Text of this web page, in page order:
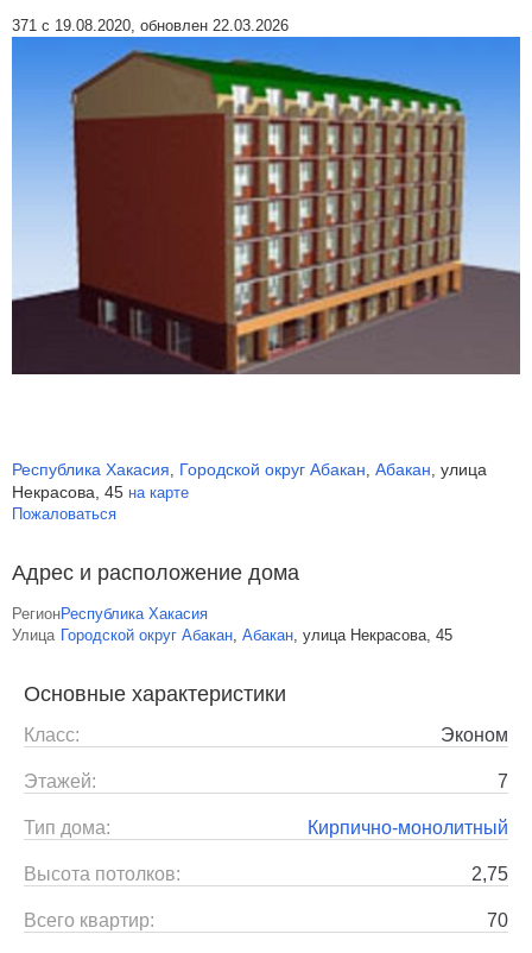
371 с 19.08.2020, обновлен 22.03.2026
Республика Хакасия, Городской округ Абакан, Абакан, улица
Некрасова, 45 на карте
Пожаловаться
Адрес и расположение дома
РегионРеспублика Хакасия
Улица Городской округ Абакан, Абакан, улица Некрасова, 45
Основные характеристики
Класс: Эконом
Этажей: 7
Тип дома: Кирпично-монолитный
Высота потолков: 2,75
Всего квартир: 70